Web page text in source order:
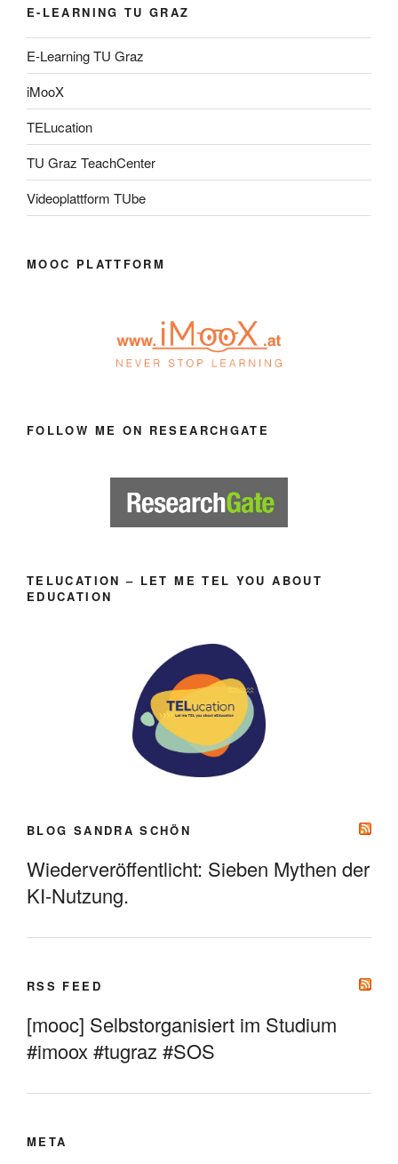
E-LEARNING TU GRAZ
E-Learning TU Graz
iMooX
TELucation
TU Graz TeachCenter
Videoplattform TUbe
MOOC PLATTFORM
FOLLOW ME ON RESEARCHGATE
TELUCATION – LET ME TEL YOU ABOUT
EDUCATION
BLOG SANDRA SCHÖN
Wiederveröffentlicht: Sieben Mythen der
KI-Nutzung.
RSS FEED
[mooc] Selbstorganisiert im Studium
#imoox #tugraz #SOS
META